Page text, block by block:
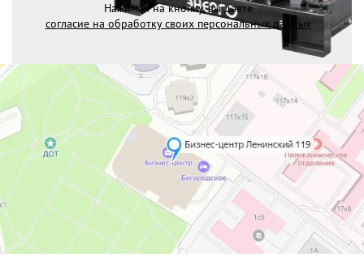
Нажимая на кнопку, вы даете
согласие на обработку своих персональных данных